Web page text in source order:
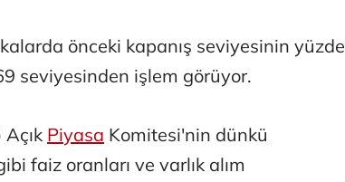
önceki kapanış seviyesinin yüzde
seviyesinden işlem görüyor.
Piyasa Komitesi'nin dünkü
faiz oranları ve varlık alım